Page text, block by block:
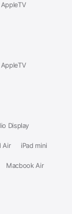
AppleTV
AppleTV
Display
Air iPad mini
Macbook Air